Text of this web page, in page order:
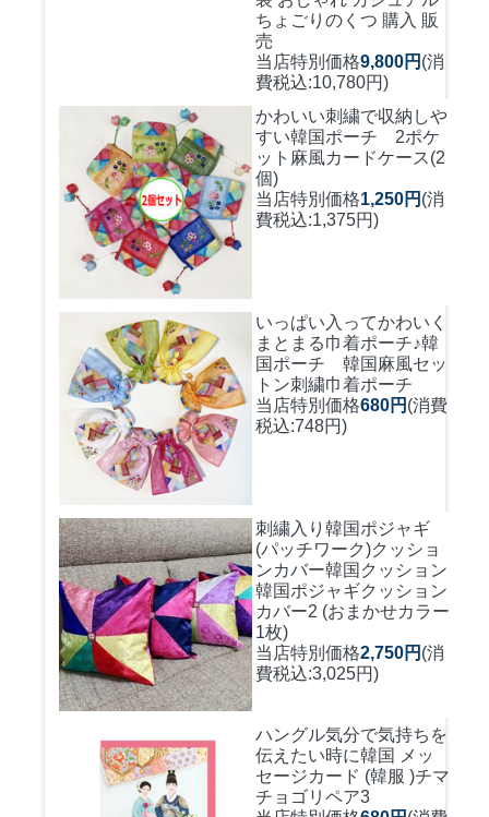
ちょごりのくつ 購入 販
売
当店特別価格9,800円 (消
費税込:10,780円)
かわいい刺繍で収納しや
すい韓国ポーチ 2ポケ
ット麻風カードケース(2
個)
当店特別価格1,250円 (消
費税込:1,375円)
いっぱい入ってかわいく
まとまる巾着ポーチ♪韓
国ポーチ 韓国麻風セッ
トン刺繍巾着ポーチ
当店特別価格680円 (消費
税込:748円)
刺繍入り韓国ポジャギ
(パッチワーク)クッショ
ンカバー韓国クッション
韓国ポジャギクッション
カバー2 (おまかせカラー
1枚)
当店特別価格2,750円 (消
費税込:3,025円)
ハングル気分で気持ちを
伝えたい時に韓国 メッ
セージカード (韓服 )チマ
チョゴリペア3